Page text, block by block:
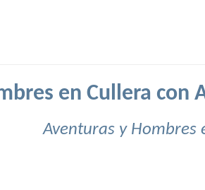
en Cullera con
Aventuras y Hombres